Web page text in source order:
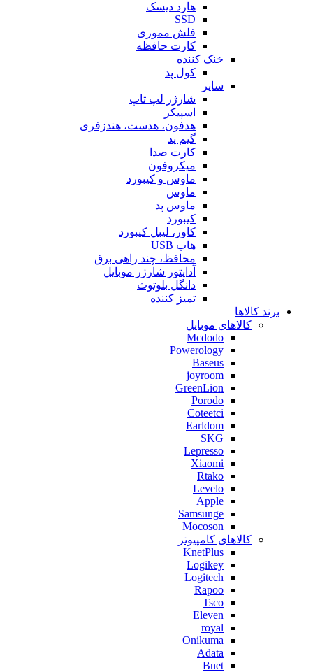
هارد دیسک
SSD
فلش مموری
کارت حافظه
خنک کننده
کول پد
سایر
شارژر لپ تاپ
اسپیکر
هدفون، هدست، هندزفری
گیم پد
کارت صدا
میکروفون
ماوس و کیبورد
ماوس
ماوس پد
کیبورد
کاور، لیبل کیبورد
هاب USB
محافظ، چند راهی برق
آداپتور شارژر موبایل
دانگل بلوتوث
تمیز کننده
برند کالاها
کالاهای موبایل
Mcdodo
Powerology
Baseus
joyroom
GreenLion
Porodo
Coteetci
Earldom
SKG
Lepresso
Xiaomi
Rtako
Levelo
Apple
Samsunge
Mocoson
کالاهای کامپیوتر
KnetPlus
Logikey
Logitech
Rapoo
Tsco
Eleven
royal
Onikuma
Adata
Bnet